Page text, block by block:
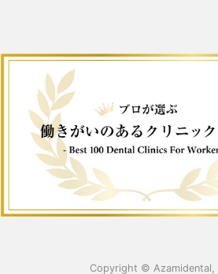
Copyright © Azamidental,